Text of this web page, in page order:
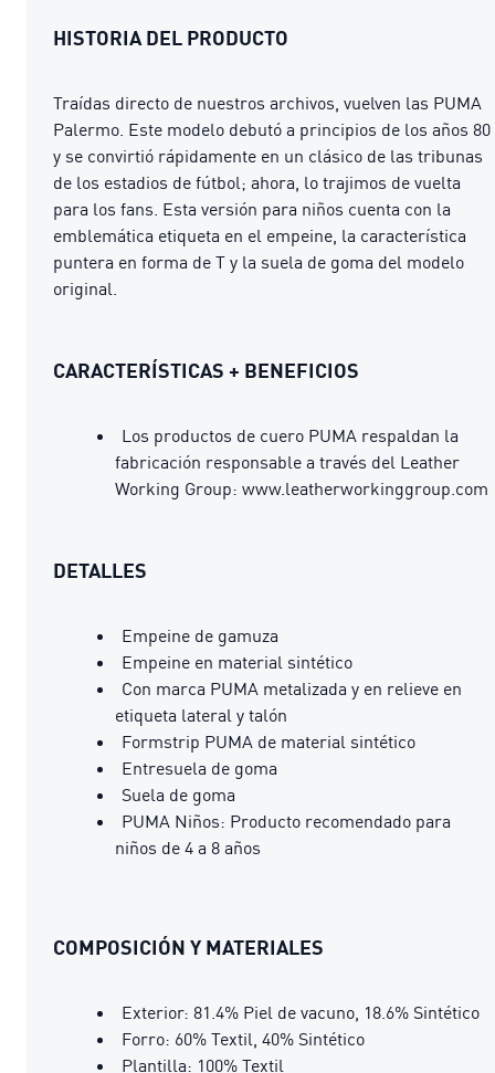
HISTORIA DEL PRODUCTO
Traídas directo de nuestros archivos, vuelven las PUMA
Palermo. Este modelo debutó a principios de los años 80
y se convirtió rápidamente en un clásico de las tribunas
de los estadios de fútbol; ahora, lo trajimos de vuelta
para los fans. Esta versión para niños cuenta con la
emblemática etiqueta en el empeine, la característica
puntera en forma de T y la suela de goma del modelo
original.
CARACTERÍSTICAS + BENEFICIOS
Los productos de cuero PUMA respaldan la
fabricación responsable a través del Leather
Working Group: www.leatherworkinggroup.com
DETALLES
Empeine de gamuza
Empeine en material sintético
Con marca PUMA metalizada y en relieve en
etiqueta lateral y talón
Formstrip PUMA de material sintético
Entresuela de goma
Suela de goma
PUMA Niños: Producto recomendado para
niños de 4 a 8 años
COMPOSICIÓN Y MATERIALES
Exterior: 81.4% Piel de vacuno, 18.6% Sintético
Forro: 60% Textil, 40% Sintético
Plantilla: 100% Textil